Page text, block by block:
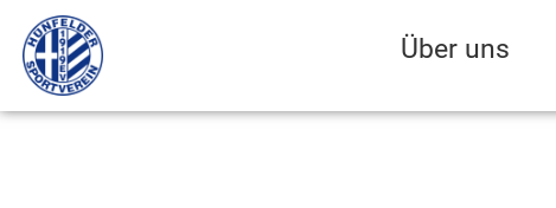
Inhalt
springen
Über uns